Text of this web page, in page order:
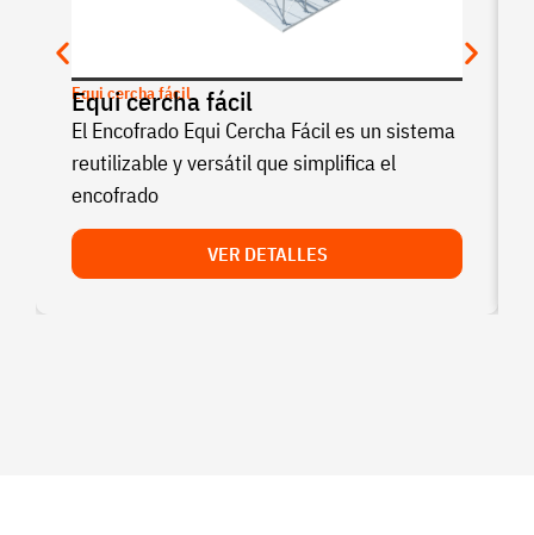
Equi cercha fácil
Equi cercha fácil
El Encofrado Equi Cercha Fácil es un sistema
reutilizable y versátil que simplifica el
encofrado
VER DETALLES